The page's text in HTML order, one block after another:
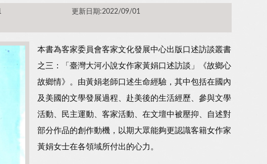
更新日期:2022/09/01
本書為客家委員會客家文化發展中心出版口述訪談叢書
之三：「臺灣大河小說女作家黃娟口述訪談」《故鄉心
故鄉情》。由黃娟老師口述生命經驗，其中包括在國內
及美國的文學發展過程、赴美後的生活經歷、參與文學
活動、民主運動、客家活動、在文壇中被壓抑、自述對
部分作品的創作動機，以期大眾能夠更認識客籍女作家
黃娟女士在各領域所付出的心力。